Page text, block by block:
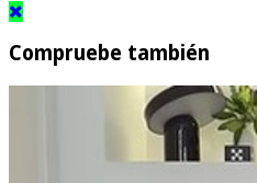
Compruebe también